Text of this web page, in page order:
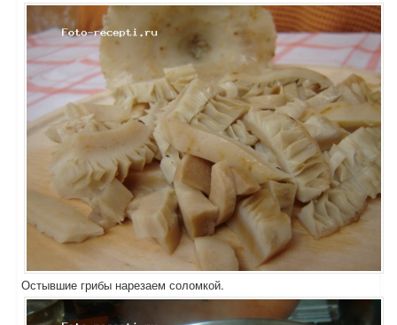
Остывшие грибы нарезаем соломкой.